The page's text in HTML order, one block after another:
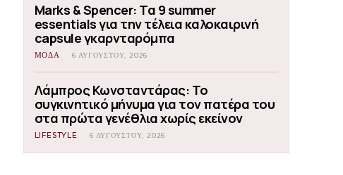
Marks & Spencer: Τα 9 summer
essentials για την τέλεια καλοκαιρινή
capsule γκαρνταρόμπα
ΜΟΔΑ 6 ΑΥΓΟΎΣΤΟΥ, 2026
Λάμπρος Κωνσταντάρας: Το
συγκινητικό μήνυμα για τον πατέρα του
στα πρώτα γενέθλια χωρίς εκείνον
LIFESTYLE 6 ΑΥΓΟΎΣΤΟΥ, 2026